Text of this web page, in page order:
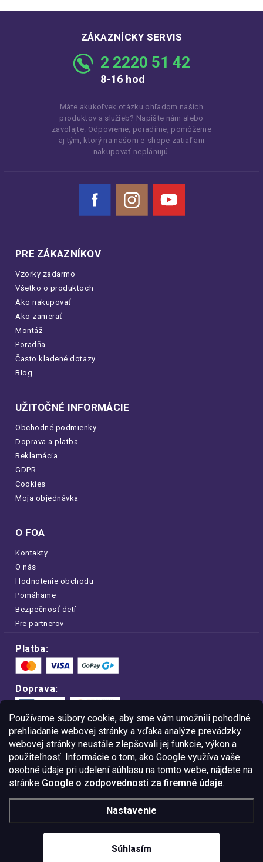
Používame súbory cookie, aby sme vám umožnili pohodlné
prehliadanie webovej stránky a vďaka analýze prevádzky
webovej stránky neustále zlepšovali jej funkcie, výkon a
použiteľnosť. Informácie o tom, ako Google využíva vaše
osobné údaje pri udelení súhlasu na tomto webe, nájdete na
stránke Google o zodpovednosti za firemné údaje.
Nastavenie
Súhlasím
ZÁKAZNÍCKY SERVIS
2 2220 51 42
8-16 hod
Máte akúkoľvek otázku ohľadom našich
produktov a služieb? Napíšte nám alebo
zavolajte. Odpovieme, poradíme, pomôžeme
aj tým, ktorý na našom e-shope zatiaľ ani
nakupovať neplánujú.
Facebook Instagram YouTube
PRE ZÁKAZNÍKOV
Vzorky zadarmo
Všetko o produktoch
Ako nakupovať
Ako zamerať
Montáž
Poradňa
Často kladené dotazy
Blog
UŽITOČNÉ INFORMÁCIE
Obchodné podmienky
Doprava a platba
Reklamácia
GDPR
Cookies
Moja objednávka
O FOA
Kontakty
O nás
Hodnotenie obchodu
Pomáhame
Bezpečnosť detí
Pre partnerov
Platba:
Doprava:
Nakupujte na FOA bezpečne a bez obáv.
Vďaka protokolu HTTPS sú vaše citlivé
dáta v úplnom bezpečí.
© Copyright2026Westlogic Slovakia s.r.o.,
Gajova 4, Bratislava, 811 09